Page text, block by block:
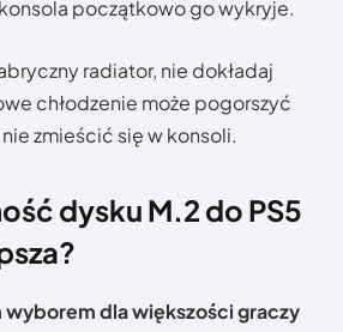
początkowo go wykryje.
radiator, nie dokładaj
chłodzenie może pogorszyć
zmieścić się w konsoli.
dysku M.2 do PS5
wyborem dla większości graczy